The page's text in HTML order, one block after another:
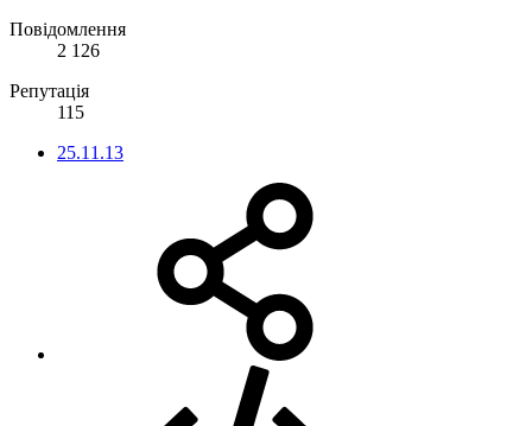
Повідомлення
2 126
Репутація
115
25.11.13